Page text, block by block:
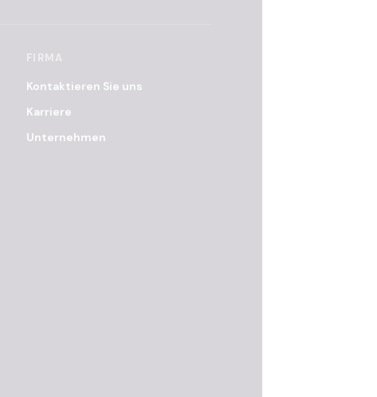
FIRMA
Kontaktieren Sie uns
Karriere
Unternehmen